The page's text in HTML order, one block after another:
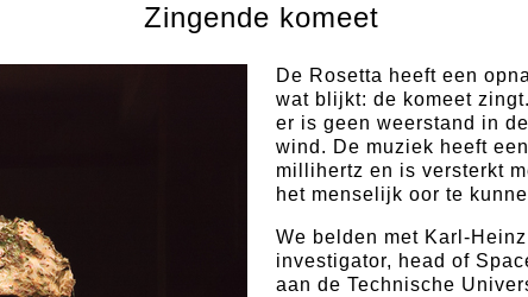
Zingende komeet
De Rosetta heeft een
wat blijkt: de komeet
er is geen weerstand in
wind. De muziek heeft
millihertz en is versterkt
het menselijk oor te
We belden met Karl-
investigator, head of
aan de Technische